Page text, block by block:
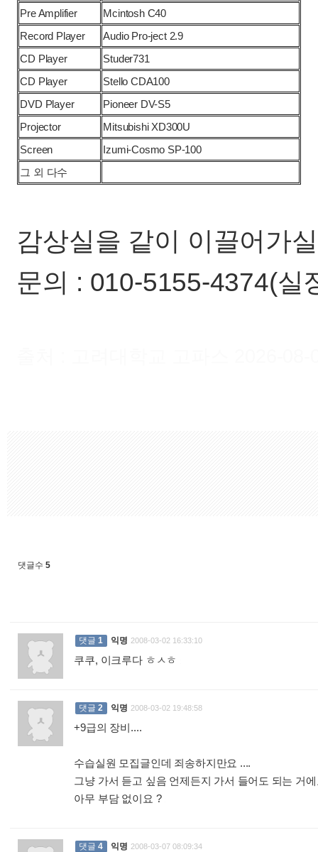
Pre Amplifier
Mcintosh C40
Record Player
Audio Pro-ject 2.9
CD Player
Studer731
CD Player
Stello CDA100
DVD Player
Pioneer DV-S5
Projector
Mitsubishi XD300U
Screen
Izumi-Cosmo SP-100
그 외 다수
감상실을 같이 이끌어가
문의 : 010-5155-4374(실
댓글수 5
댓글 1 익명 2008-03-02 16:33:10
쿠쿠, 이크루다 ㅎㅅㅎ
댓글 2 익명 2008-03-02 19:48:58
+9급의 장비....
수습실원 모집글인데 죄송하지만요 ....
그냥 가서 듣고 싶음 언제든지 가서 들어도 되는 거
아무 부담 없이요 ?
댓글 4 익명 2008-03-07 08:09:34